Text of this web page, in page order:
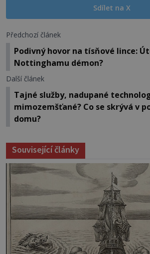
Sdílet na X
Předchozí článek
Podivný hovor na tísňové lince:
Nottinghamu démon?
Další článek
Tajné služby, nadupané
mimozemšťané? Co se skrývá v
domu?
Související články